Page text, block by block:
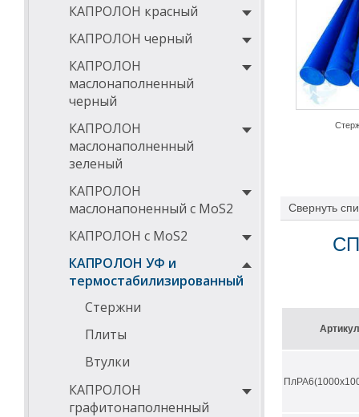
КАПРОЛОН красный
КАПРОЛОН черный
КАПРОЛОН
маслонаполненный
черный
КАПРОЛОН
маслонаполненный
зеленый
КАПРОЛОН
маслонапоненный с MoS2
КАПРОЛОН с MoS2
КАПРОЛОН УФ и
термостабилизированный
Стержни
Плиты
Втулки
КАПРОЛОН
графитонаполненный
Проведенные
капролона в
Области
Изделия,
высокая
Физико-
Свернуть
Артикул